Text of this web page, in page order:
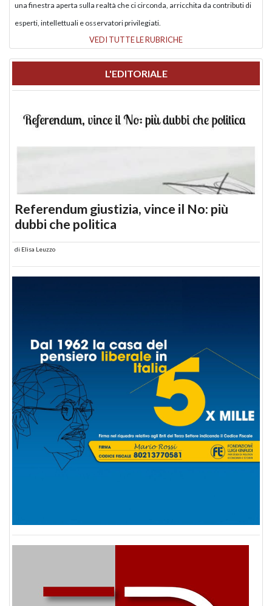
una finestra aperta sulla realtà che ci circonda, arricchita da contributi di
esperti, intellettuali e osservatori privilegiati.
VEDI TUTTE LE RUBRICHE
L'EDITORIALE
Referendum giustizia, vince il No: più
dubbi che politica
di Elisa Leuzzo